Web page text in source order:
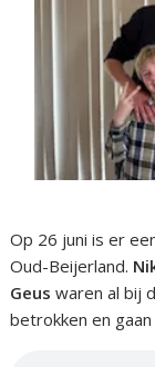
Op 26 juni is er
Oud-Beijerland.
Geus waren al bij
betrokken en